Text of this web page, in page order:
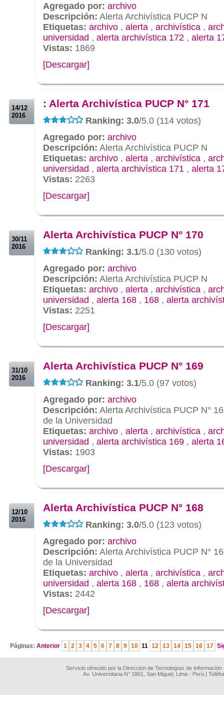
Agregado por: archivo
Descripción: Alerta Archivística PUCP N
Etiquetas: archivo , alerta , archivística ,
universidad , alerta archivística 172 , alerta
Vistas: 1869
[Descargar]
14/12
2016
: Alerta Archivística PUCP N° 171
Ranking: 3.0/5.0 (114 votos)
Agregado por: archivo
Descripción: Alerta Archivística PUCP N
Etiquetas: archivo , alerta , archivística ,
universidad , alerta archivística 171 , alerta
Vistas: 2263
[Descargar]
30/11
2016
Alerta Archivística PUCP N° 170
Ranking: 3.1/5.0 (130 votos)
Agregado por: archivo
Descripción: Alerta Archivística PUCP N
Etiquetas: archivo , alerta , archivística ,
universidad , alerta 168 , 168 , alerta
Vistas: 2251
[Descargar]
31/10
2016
Alerta Archivística PUCP N° 169
Ranking: 3.1/5.0 (97 votos)
Agregado por: archivo
Descripción: Alerta Archivística PUCP N°
de la Universidad
Etiquetas: archivo , alerta , archivística ,
universidad , alerta archivística 169 , alerta
Vistas: 1903
[Descargar]
12/10
2016
Alerta Archivística PUCP N° 168
Ranking: 3.0/5.0 (123 votos)
Agregado por: archivo
Descripción: Alerta Archivística PUCP N°
de la Universidad
Etiquetas: archivo , alerta , archivística ,
universidad , alerta 168 , 168 , alerta
Vistas: 2442
[Descargar]
Páginas: Anterior 1 2 3 4 5 6 7 8 9 10 11 12 13 14 15 16 17
Servicio ofrecido por la Dirección de Tecnologías de
Av. Universitaria N° 1801, San Miguel, Lima - Perú |